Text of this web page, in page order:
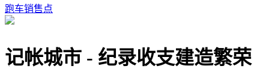
跑车销售点
记帐城市 - 纪录收支建造繁荣